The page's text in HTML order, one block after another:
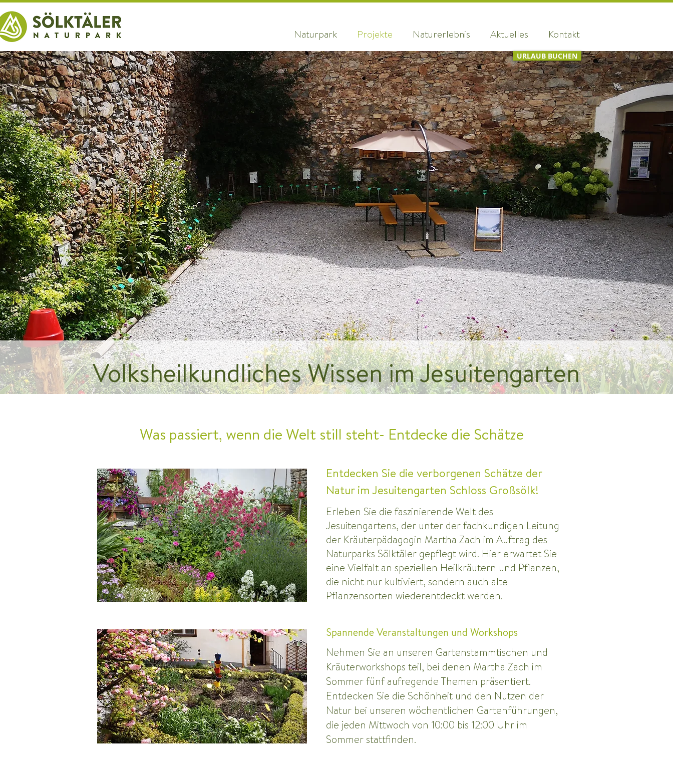
Naturpark Projekte Naturerlebnis Aktuelles Kontakt
URLAUB BUCHEN
Volksheilkundliches Wissen im Jesuitengarten
Was passiert, wenn die Welt still steht- Entdecke die Schätze
Entdecken Sie die verborgenen Schätze der
Natur im Jesuitengarten Schloss Großsölk!
Erleben Sie die faszinierende Welt des
Jesuitengartens, der unter der fachkundigen Leitung
der Kräuterpädagogin Martha Zach im Auftrag des
Naturparks Sölktäler gepflegt wird. Hier erwartet Sie
eine Vielfalt an speziellen Heilkräutern und Pflanzen,
die nicht nur kultiviert, sondern auch alte
Pflanzensorten wiederentdeckt werden. ​​
Spannende Veranstaltungen und Workshops
Nehmen Sie an unseren Gartenstammtischen und
Kräuterworkshops teil, bei denen Martha Zach im
Sommer fünf aufregende Themen präsentiert.
Entdecken Sie die Schönheit und den Nutzen der
Natur bei unseren wöchentlichen Gartenführungen,
die jeden Mittwoch von 10:00 bis 12:00 Uhr im
Sommer stattfinden.